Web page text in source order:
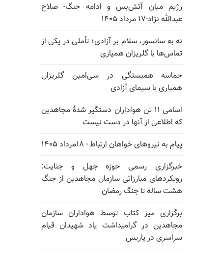
رژیم میان آتش‌بس و ادامه جنگ- صلاح
عبدالله نژاد-۱۷ مرداد ۱۴۰۵
نه به سانسور، سلام بر آزادی؛ تأملی در یکی از
تماس‌ها با گلریزان همیاری
حماسه همبستگی در سی‌امین گلریزان
همیاری با سیمای آزادی
اسامی ۱۱ تن هواداران دستگیر شدهٔ مجاهدین
که اطلاعی از آنها در دست نیست
پیام به نیروهای خواهان ارتباط - ۱۸مرداد ۱۴۰۵
خبرگزاری رسمی حوزه جهل و جنایت:
رویکردهای مبارزاتی سازمان مجاهدین از جنگ
هشت ساله تا جنگ رمضان
برگزاری میز کتاب توسط هواداران سازمان
مجاهدین در گرامیداشت یاد شهیدان قیام
سراسری در پاریس